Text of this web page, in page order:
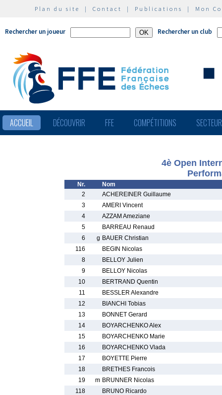
Plan du site | Contact | Publications | Mon
Rechercher un joueur Rechercher un club
ACCUEIL DÉCOUVRIR FFE COMPÉTITIONS
4è Open
Nr.
Nom
2
ACHEREINER Guillaume
3
AMERI Vincent
4
AZZAM Ameziane
5
BARREAU Renaud
6
g BAUER Christian
116
BEGIN Nicolas
8
BELLOY Julien
9
BELLOY Nicolas
10
BERTRAND Quentin
11
BESSLER Alexandre
12
BIANCHI Tobias
13
BONNET Gerard
14
BOYARCHENKO Alex
15
BOYARCHENKO Marie
16
BOYARCHENKO Vlada
17
BOYETTE Pierre
18
BRETHES Francois
19
m BRUNNER Nicolas
118
BRUNO Ricardo